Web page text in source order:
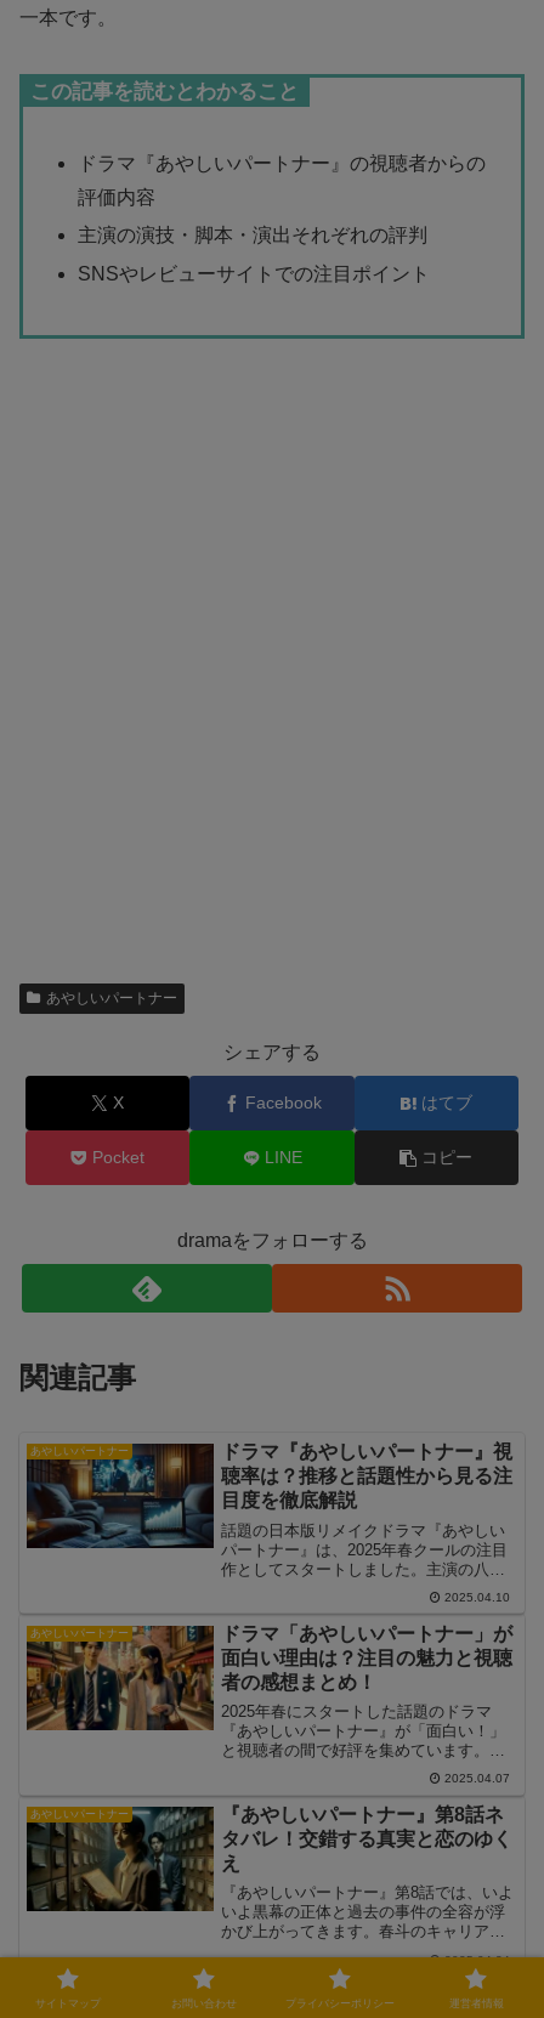
一本です。
この記事を読むとわかること
ドラマ『あやしいパートナー』の視聴者からの
評価内容
主演の演技・脚本・演出それぞれの評判
SNSやレビューサイトでの注目ポイント
あやしいパートナー
シェアする
X Facebook はてブ
Pocket LINE コピー
dramaをフォローする
関連記事
あやしいパートナー
ドラマ『あやしいパートナー』視
聴率は？推移と話題性から見る注
目度を徹底解説
話題の日本版リメイクドラマ『あやしい
パートナー』は、2025年春クールの注目
作としてスタートしました。主演の八木
勇征さんと齊藤京子さんの化学反応、ラ
ブコメ×サスペンスというジャンル融合が
反響を呼ぶ中、視聴率やネットでの話題
性にも注目が集まっています。この記事
では、ドラマの視聴率の推移やSNSでの
評価をもとに、『あやしいパートナー』
の注目度を多角的に分析していきます。
2025.04.10
あやしいパートナー
ドラマ「あやしいパートナー」が
面白い理由は？注目の魅力と視聴
者の感想まとめ！
2025年春にスタートした話題のドラマ
『あやしいパートナー』が「面白い！」
と視聴者の間で好評を集めています。韓
国の大ヒットドラマを原作にしながら
も、日本らしい演出やキャストの化学反
応が見事に融合し、ラブコメとサスペン
スの魅力が最大限に引き出された作品と
して注目を浴びています。この記事で
は、『あやしいパートナー』の“面白さ”の
理由を多角的に掘り下げ、どこが評価さ
れているのかを詳しくご紹介します。
2025.04.07
あやしいパートナー
『あやしいパートナー』第8話ネ
タバレ！交錯する真実と恋のゆく
え
『あやしいパートナー』第8話では、いよ
いよ黒幕の正体と過去の事件の全容が浮
かび上がってきます。春斗のキャリアと
信念、さくらの勇気と選択が、物語の核
心へと突き進む展開に。本記事では、第8
話のネタバレを含むストーリーの解説や
伏線の回収ポイント、恋の行方まで詳し
2025.04.24
あやしいパートナー
ドラマ「あやしいパートナー」が
サイトマップ お問い合わせ プライバシーポリシー 運営者情報